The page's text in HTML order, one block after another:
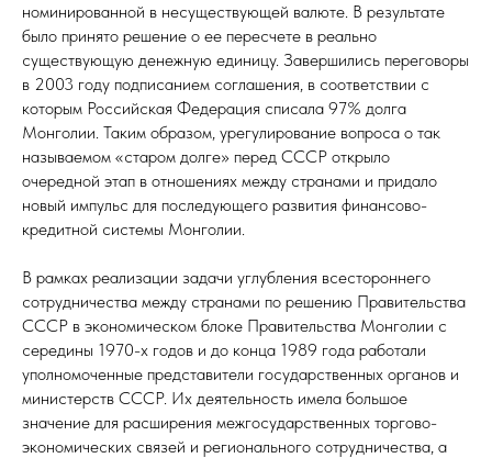
номинированной в несуществующей валюте. В результате
было принято решение о ее пересчете в реально
существующую денежную единицу. Завершились переговоры
в 2003 году подписанием соглашения, в соответствии с
которым Российская Федерация списала 97% долга
Монголии. Таким образом, урегулирование вопроса о так
называемом «старом долге» перед СССР открыло
очередной этап в отношениях между странами и придало
новый импульс для последующего развития финансово-
кредитной системы Монголии.
В рамках реализации задачи углубления всестороннего
сотрудничества между странами по решению Правительства
СССР в экономическом блоке Правительства Монголии с
середины 1970-х годов и до конца 1989 года работали
уполномоченные представители государственных органов и
министерств СССР. Их деятельность имела большое
значение для расширения межгосударственных торгово-
экономических связей и регионального сотрудничества, а